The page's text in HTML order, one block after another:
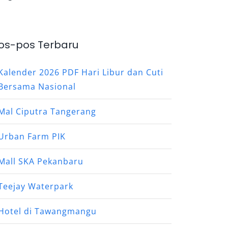
pos Terbaru
2026 PDF Hari Libur dan Cuti
Nasional
Ciputra Tangerang
Farm PIK
SKA Pekanbaru
Waterpark
di Tawangmangu